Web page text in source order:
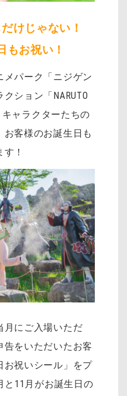
けじゃない！
もお祝い！
メパーク「ニジゲン
ション「NARUTO
キャラクターたちの
客様のお誕生日も
！
月にご入場いただ
告をいただいたお客
お祝いシール」をプ
と11月がお誕生日の